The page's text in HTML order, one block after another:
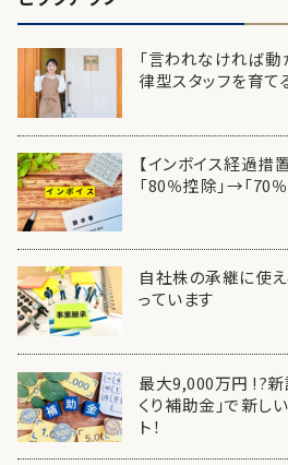
「言われなければ動
律型スタッフを育て
【インボイス経過措
「80％控除」→「70
自社株の承継に使え
っています
最大9,000万円 !?新
くり補助金」で新し
ト！